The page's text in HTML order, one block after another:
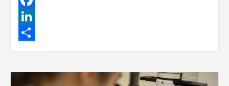
Facebook
LinkedIn
Share